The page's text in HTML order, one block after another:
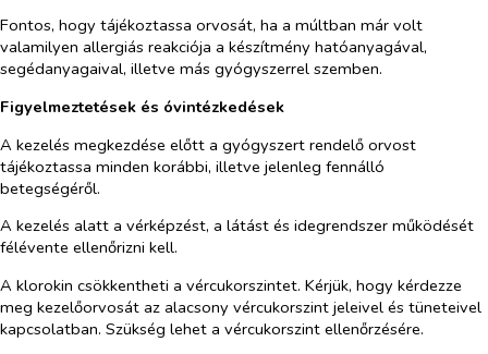
Fontos, hogy tájékoztassa orvosát, ha a múltban már volt
valamilyen allergiás reakciója a készítmény hatóanyagával,
segédanyagaival, illetve más gyógyszerrel szemben.
Figyelmeztetések és óvintézkedések
A kezelés megkezdése előtt a gyógyszert rendelő orvost
tájékoztassa minden korábbi, illetve jelenleg fennálló
betegségéről.
A kezelés alatt a vérképzést, a látást és idegrendszer működését
félévente ellenőrizni kell.
A klorokin csökkentheti a vércukorszintet. Kérjük, hogy kérdezze
meg kezelőorvosát az alacsony vércukorszint jeleivel és tüneteivel
kapcsolatban. Szükség lehet a vércukorszint ellenőrzésére.